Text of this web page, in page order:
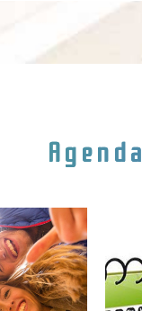
Agenda